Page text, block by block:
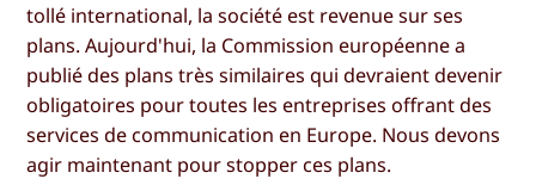
tollé international, la société est revenue sur ses
plans. Aujourd'hui, la Commission européenne a
publié des plans très similaires qui devraient devenir
obligatoires pour toutes les entreprises offrant des
services de communication en Europe. Nous devons
agir maintenant pour stopper ces plans.